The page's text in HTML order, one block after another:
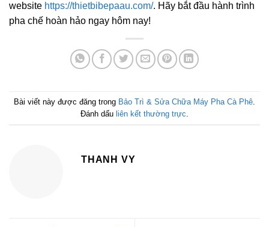
website https://thietbibepaau.com/. Hãy bắt đầu hành trình
pha chế hoàn hảo ngay hôm nay!
Bài viết này được đăng trong Bảo Trì & Sửa Chữa Máy Pha Cà Phê
Đánh dấu liên kết thường trực
THANH VY